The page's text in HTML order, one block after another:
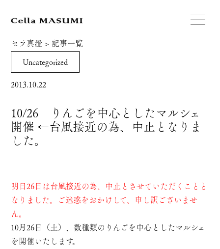
セラ真澄 > 記事一覧
Uncategorized
2013.10.22
10/26 りんごを中心としたマルシェ
開催 ←台風接近の為、中止となりま
した。
明日26日は台風接近の為、中止とさせていただくことと
なりました。ご迷惑をおかけして、申し訳ございませ
ん。
10月26日（土）、数種類のりんごを中心としたマルシェ
を開催いたします。